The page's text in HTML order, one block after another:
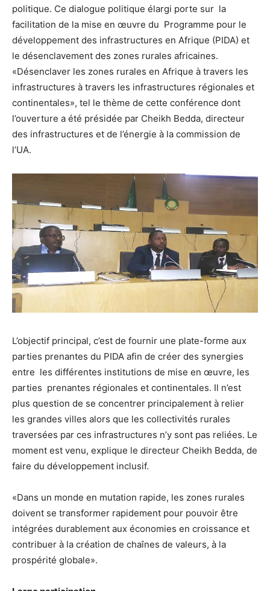
politique. Ce dialogue politique élargi porte sur la
facilitation de la mise en œuvre du Programme pour le
développement des infrastructures en Afrique (PIDA) et
le désenclavement des zones rurales africaines.
«Désenclaver les zones rurales en Afrique à travers les
infrastructures à travers les infrastructures régionales et
continentales», tel le thème de cette conférence dont
l’ouverture a été présidée par Cheikh Bedda, directeur
des infrastructures et de l’énergie à la commission de
l’UA.
L’objectif principal, c’est de fournir une plate-forme aux
parties prenantes du PIDA afin de créer des synergies
entre les différentes institutions de mise en œuvre, les
parties prenantes régionales et continentales. Il n’est
plus question de se concentrer principalement à relier
les grandes villes alors que les collectivités rurales
traversées par ces infrastructures n’y sont pas reliées. Le
moment est venu, explique le directeur Cheikh Bedda, de
faire du développement inclusif.
«Dans un monde en mutation rapide, les zones rurales
doivent se transformer rapidement pour pouvoir être
intégrées durablement aux économies en croissance et
contribuer à la création de chaînes de valeurs, à la
prospérité globale».